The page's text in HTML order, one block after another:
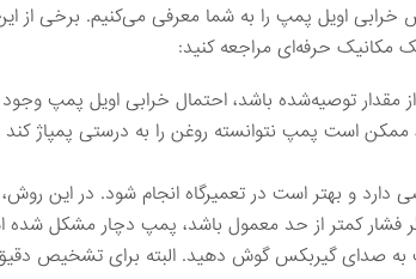
اویل پمپ را به شما معرفی می‌کنیم. برخی از
مکانیک حرفه‌ای مراجعه کنید:
مقدار توصیه‌شده باشد، احتمال خرابی اویل پمپ
است پمپ نتوانسته روغن را به درستی پمپاژ
دارد و بهتر است در تعمیرگاه انجام شود. در این
فشار کمتر از حد معمول باشد، پمپ دچار مشکل
به صدای گیربکس گوش دهید. البته برای تشخیص